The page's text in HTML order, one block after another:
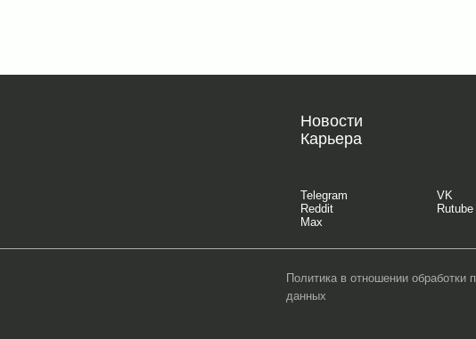
Новости
Карьера
Telegram VK
Reddit
Rutube
Max
Политика в отношении обработки
данных